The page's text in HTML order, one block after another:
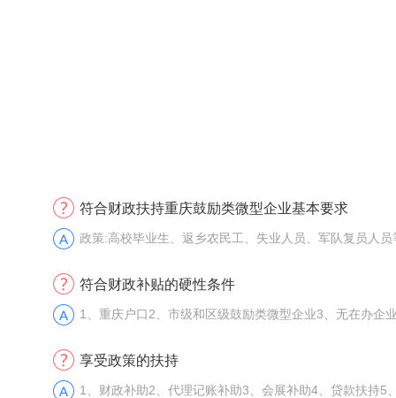
符合财政扶持重庆鼓励类微型企业基本要求
政策:高校毕业生、返乡农民工、失业人员、军队复员人
符合财政补贴的硬性条件
1、重庆户口2、市级和区级鼓励类微型企业3、无在办企
享受政策的扶持
1、财政补助2、代理记账补助3、会展补助4、贷款扶持5